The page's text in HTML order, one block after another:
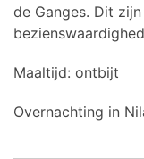
de Ganges. Dit
Maaltijd: ontbijt
Overnachting in